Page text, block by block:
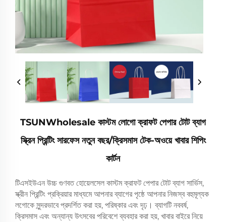
TSUNWholesale কাস্টম লোগো ক্রাফট পেপার টোট ব্যাগ
স্ক্রিন প্রিন্টিং সারফেস নতুন বছর/ক্রিসমাস টেক-অওয়ে খাবার শিপিং
কার্টন
টিএসইউএন উচ্চ গুণবত হোয়েলসেল কাস্টম ক্রাফট পেপার টোট ব্যাগ সার্ভিস,
স্ক্রীন প্রিন্টিং প্রক্রিয়ার মাধ্যমে আপনার ব্যাগের পৃষ্ঠে আপনার নিজস্ব বহুমূল্যক
লগোকে সুন্দরভাবে প্রদর্শিত করা হয়, পরিষ্কার এবং দৃঢ়। ব্যাগটি নববর্ষ,
ক্রিসমাস এবং অন্যান্য উৎসবের পরিবেশে ব্যবহার করা হয়, খাবার বাইরে নিয়ে